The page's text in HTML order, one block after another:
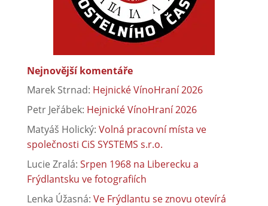
Nejnovější komentáře
Marek Strnad: Hejnické VínoHraní 2026
Petr Jeřábek: Hejnické VínoHraní 2026
Matyáš Holický: Volná pracovní místa ve
společnosti CiS SYSTEMS s.r.o.
Lucie Zralá: Srpen 1968 na Liberecku a
Frýdlantsku ve fotografiích
Lenka Úžasná: Ve Frýdlantu se znovu otevírá